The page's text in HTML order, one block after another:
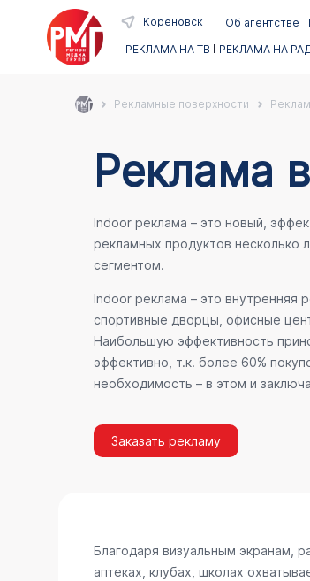
Кореновск Об агентстве
РЕКЛАМА НА ТВ
РЕКЛАМА НА
Рекламные поверхности
Реклама
Indoor реклама – это новый,
рекламных продуктов несколько
сегментом.
Indoor реклама – это
спортивные дворцы, офисные
Наибольшую эффективность
эффективно, т.к. более 60%
необходимость – в этом и
Заказать рекламу
Благодаря визуальным экранам,
аптеках, клубах, школах